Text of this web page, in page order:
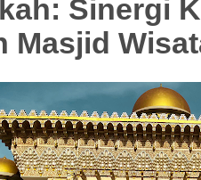
Sinergi
Masjid